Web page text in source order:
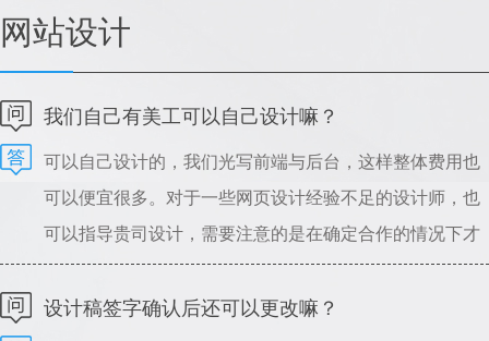
网站设计
我们自己有美工可以自己设计嘛？
可以自己设计的，我们光写前端与后台，这样整体费用也
可以便宜很多。对于一些网页设计经验不足的设计师，也
可以指导贵司设计，需要注意的是在确定合作的情况下才
可以指导设计，请理解。
设计稿签字确认后还可以更改嘛？